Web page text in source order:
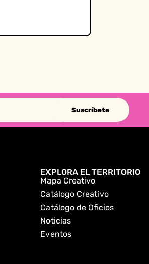
Suscríbete
EXPLORA EL TERRITORIO
Mapa Creativo
Catálogo Creativo
Catálogo de Oficios
Noticias
Eventos